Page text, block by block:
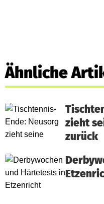
Ähnliche
zieht
zurück